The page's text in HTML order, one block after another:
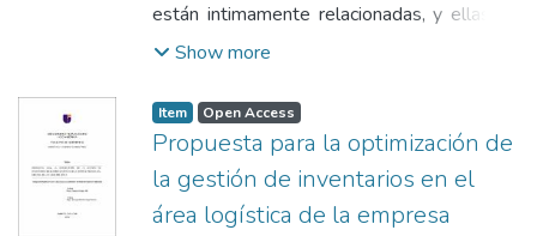
están intimamente relacionadas, y ellas se
determina el progreso La presencia de tas
preferente las industrias que se han
convertido en uno de los principales pilares
de la economía, a pesar de las dificultades
de orden económico que experimentan las
sociedades a nivel mundial, v
Show more
Item Open Access
Propuesta para la optimización de
la gestión de inventarios en el
área logística de la empresa